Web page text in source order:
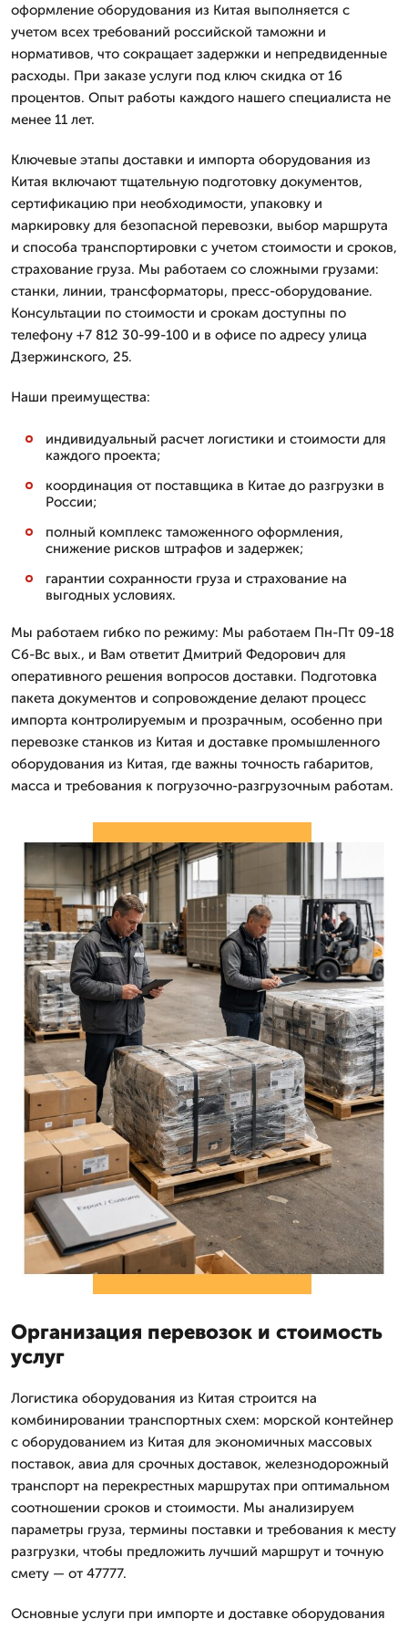
оформление оборудования из Китая выполняется с
учетом всех требований российской таможни и
нормативов, что сокращает задержки и непредвиденные
расходы. При заказе услуги под ключ скидка от 16
процентов. Опыт работы каждого нашего специалиста не
менее 11 лет.
Ключевые этапы доставки и импорта оборудования из
Китая включают тщательную подготовку документов,
сертификацию при необходимости, упаковку и
маркировку для безопасной перевозки, выбор маршрута
и способа транспортировки с учетом стоимости и сроков,
страхование груза. Мы работаем со сложными грузами:
станки, линии, трансформаторы, пресс-оборудование.
Консультации по стоимости и срокам доступны по
телефону +7 812 30-99-100 и в офисе по адресу улица
Дзержинского, 25.
Наши преимущества:
индивидуальный расчет логистики и стоимости для
каждого проекта;
координация от поставщика в Китае до разгрузки в
России;
полный комплекс таможенного оформления,
снижение рисков штрафов и задержек;
гарантии сохранности груза и страхование на
выгодных условиях.
Мы работаем гибко по режиму: Мы работаем Пн-Пт 09-18
Сб-Вс вых., и Вам ответит Дмитpий Федорович для
оперативного решения вопросов доставки. Подготовка
пакета документов и сопровождение делают процесс
импорта контролируемым и прозрачным, особенно при
перевозке станков из Китая и доставке промышленного
оборудования из Китая, где важны точность габаритов,
масса и требования к погрузочно-разгрузочным работам.
Организация перевозок и стоимость
услуг
Логистика оборудования из Китая строится на
комбинировании транспортных схем: морской контейнер
с оборудованием из Китая для экономичных массовых
поставок, авиа для срочных доставок, железнодорожный
транспорт на перекрестных маршрутах при оптимальном
соотношении сроков и стоимости. Мы анализируем
параметры груза, термины поставки и требования к месту
разгрузки, чтобы предложить лучший маршрут и точную
смету — от 47777.
Основные услуги при импорте и доставке оборудования